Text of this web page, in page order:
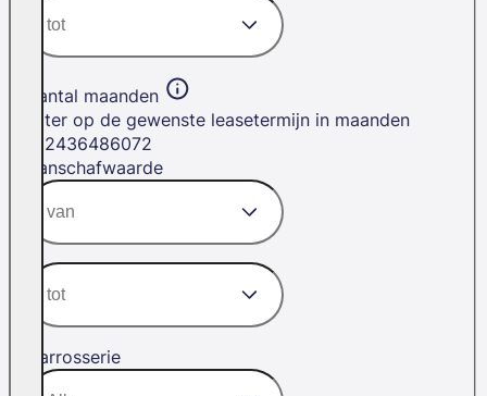
Aantal maanden
Filter op de gewenste leasetermijn in maanden
2436486072
Aanschafwaarde
Carrosserie